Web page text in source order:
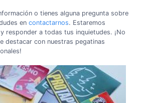
o tienes alguna pregunta sobre
en contactarnos. Estaremos
responder a todas tus inquietudes. ¡No
destacar con nuestras pegatinas